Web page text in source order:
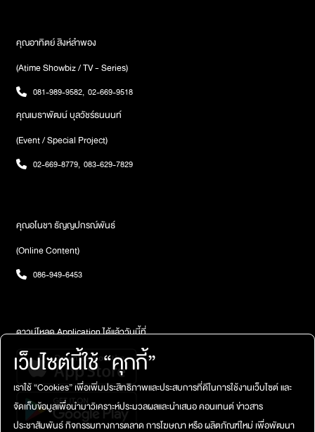
คุณอาทิตย์ สิงห์ลำพอง
(Atime Showbiz / TV - Series)
081-989-9582, 02-669-9518
คุณเมธาพัฒน์ บุลวัชร์ธนนนท์
(Event / Special Project)
02-669-8779, 083-629-7829
คุณอโนชา ธัญญปกรณ์พันธ์
(Online Content)
086-949-6453
ดาวน์โหลด Application ได้แล้ววันนี้ที่
เว็บไซต์นี้ใช้ “คุกกี้”
เราใช้ “Cookies” เพื่อเพิ่มประสิทธิภาพและประสบการที่ดีในการใช้งานเว็บไซต์ และ
จัดเก็บข้อมูลเพื่อนำมาวิเคราะห์ประมวลผลและนำเสนอ คอนเทนต์ ข่าวสาร
ประชาสัมพันธ์ กิจกรรมทางการตลาด การโฆษณา หรือ ผลิตภัณฑ์ใหม่ เพื่อพัฒนา